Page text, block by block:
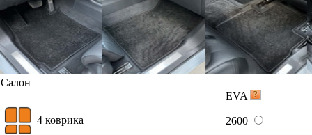
Салон
EVA
4 коврика 2600